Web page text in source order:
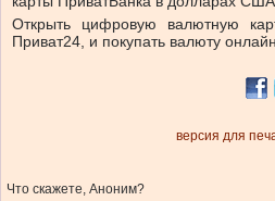
Открыть цифровую валютную
Приват24, и покупать валюту
версия для
Что скажете, Аноним?